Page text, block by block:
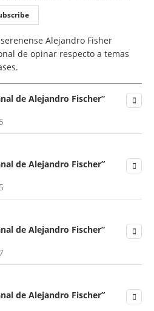
Alejandro Fisher
de opinar respecto a temas
de Alejandro Fischer”
de Alejandro Fischer”
de Alejandro Fischer”
de Alejandro Fischer”